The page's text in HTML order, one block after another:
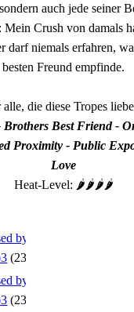
auch jede seiner
Crush von damals
darf niemals erfahren,
besten Freund empfinde.
alle, die diese Tropes
Brothers Best Friend -
Proximity - Public
Love
Heat-Level: 🌶️🌶️🌶️🌶️
by the
(23.0MB)
by the
(23.0MB)